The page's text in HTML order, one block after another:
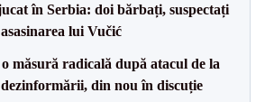
în Serbia: doi bărbați, suspectați
lui Vučić
măsură radicală după atacul de la
din nou în discuție